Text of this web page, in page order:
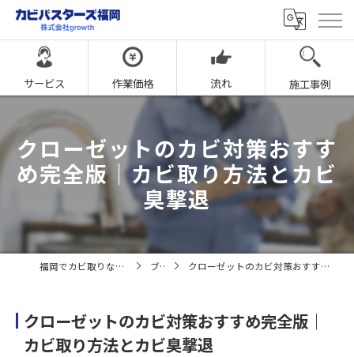
サービス 作業価格 流れ 施工事例
クローゼットのカビ対策おすす
め完全版｜カビ取り方法とカビ
臭撃退
福岡でカビ取りならカビバスターズ福岡 ブログ クローゼットのカビ対策おすすめ完全版｜カビ取り方法とカビ臭撃退
クローゼットのカビ対策おすすめ完全版｜
カビ取り方法とカビ臭撃退